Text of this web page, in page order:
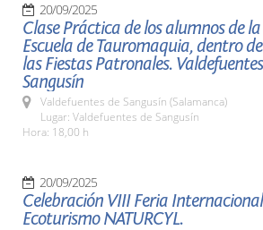
20/09/2025
Clase Práctica de los alumnos de la
Escuela de Tauromaquia, dentro de
las Fiestas Patronales.
Sangusín
Valdefuentes de Sangusín (Salamanca)
Lugar: Valdefuentes de Sangusín
Hora: 18,00 h
20/09/2025
Celebración VIII Feria
Ecoturismo NATURCYL.